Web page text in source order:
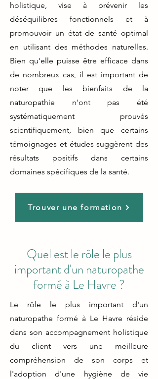
holistique, vise à prévenir les
déséquilibres fonctionnels et à
promouvoir un état de santé optimal
en utilisant des méthodes naturelles.
Bien qu'elle puisse être efficace dans
de nombreux cas, il est important de
noter que les bienfaits de la
naturopathie n'ont pas été
systématiquement prouvés
scientifiquement, bien que certains
témoignages et études suggèrent des
résultats positifs dans certains
domaines spécifiques de la santé.
Trouver une formation
Quel est le rôle le plus
important d'un naturopathe
formé à Le Havre ?
Le rôle le plus important d'un
naturopathe formé à Le Havre réside
dans son accompagnement holistique
du client vers une meilleure
compréhension de son corps et
l'adoption d'une hygiène de vie